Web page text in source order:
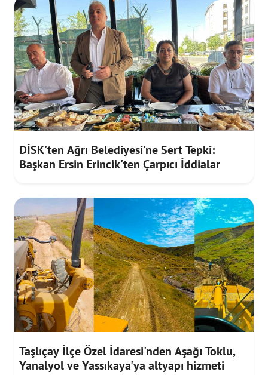
DİSK'ten Ağrı Belediyesi'ne Sert Tepki:
Başkan Ersin Erincik'ten Çarpıcı İddialar
Taşlıçay İlçe Özel İdaresi'nden Aşağı Toklu,
Yanalyol ve Yassıkaya'ya altyapı hizmeti